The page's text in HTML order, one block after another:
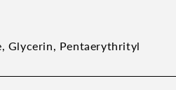
Glycerin, Pentaerythrityl